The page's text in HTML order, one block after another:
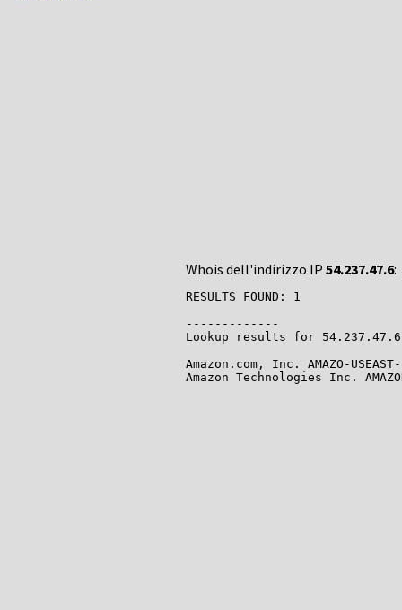
Whois dell'indirizzo IP 54.237.47.6:
RESULTS FOUND: 1
-------------
Lookup results for
Amazon.com, Inc. AMAZO-
Amazon Technologies Inc.